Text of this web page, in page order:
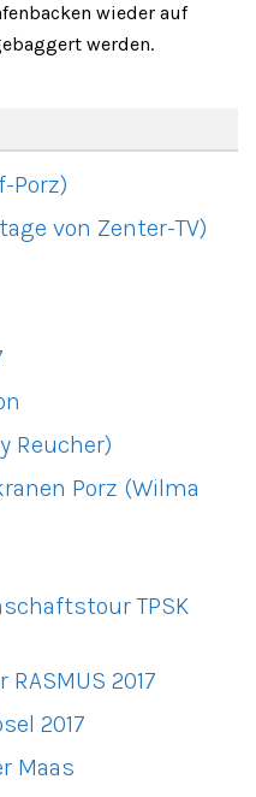
wieder auf
werden.
Porz)
von Zenter-TV)
Reucher)
Porz (Wilma
TPSK
2017
2017
Maas